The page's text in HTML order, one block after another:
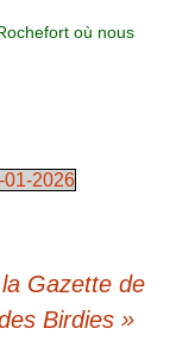
où nous
01-2026
Gazette de
Birdies »